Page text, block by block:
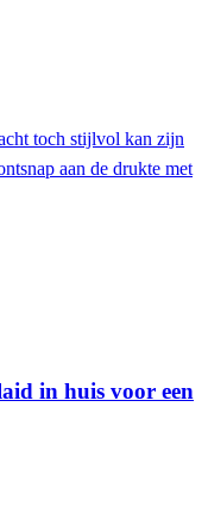
toch stijlvol kan zijn
aan de drukte met
in huis voor een